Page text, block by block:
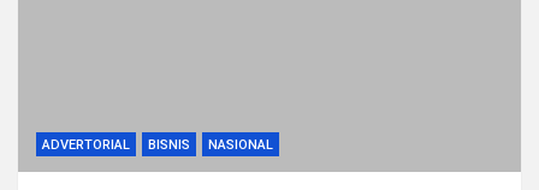
ADVERTORIAL BISNIS NASIONAL